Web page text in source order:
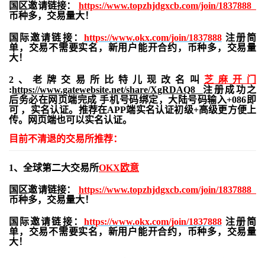
国区邀请链接： https://www.topzhjdgxcb.com/join/1837888
币种多，交易量大！
国际邀请链接： https://www.okx.com/join/1837888注册简
单，交易不需要实名，新用户能开合约， 币种多，交易量
大！
2、老牌交易所比特儿现改名叫 芝麻开门
:https://www.gatewebsite.net/share/XgRDAQ8 注册成功之
后务必在网页端完成 手机号码绑定，大陆号码输入+086即
可 ，实名认证。推荐在APP端实名认证初级+高级更方便上
传。网页端也可以实名认证。
目前不清退的交易所推荐：
1、全球第二大交易所OKX欧意
国区邀请链接： https://www.topzhjdgxcb.com/join/1837888
币种多，交易量大！
国际邀请链接： https://www.okx.com/join/1837888注册简
单，交易不需要实名，新用户能开合约， 币种多，交易量
大！